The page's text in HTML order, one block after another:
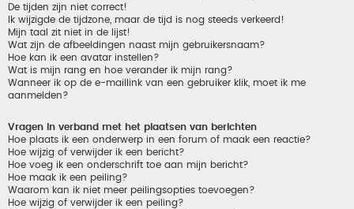
De tijden zijn niet correct!
Ik wijzigde de tijdzone, maar de tijd is nog steeds verkeerd!
Mijn taal zit niet in de lijst!
Wat zijn de afbeeldingen naast mijn gebruikersnaam?
Hoe kan ik een avatar instellen?
Wat is mijn rang en hoe verander ik mijn rang?
Wanneer ik op de e-maillink van een gebruiker klik, moet ik me
aanmelden?
Vragen in verband met het plaatsen van berichten
Hoe plaats ik een onderwerp in een forum of maak een reactie?
Hoe wijzig of verwijder ik een bericht?
Hoe voeg ik een onderschrift toe aan mijn bericht?
Hoe maak ik een peiling?
Waarom kan ik niet meer peilingsopties toevoegen?
Hoe wijzig of verwijder ik een peiling?